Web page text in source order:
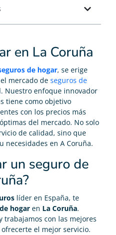
en La Coruña
de hogar, se erige
mercado de seguros de
Nuestro enfoque innovador
tiene como objetivo
con los precios más
del mercado. No solo
de calidad, sino que
necesidades en A Coruña.
un seguro de
líder en España, te
hogar en La Coruña.
trabajamos con las mejores
el mejor servicio.